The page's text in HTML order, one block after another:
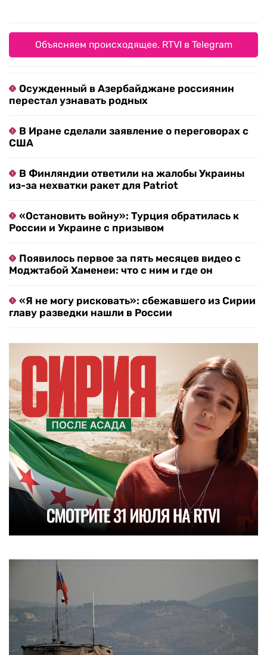
Объясняем происходящее. RTVI в Telegram
Осужденный в Азербайджане россиянин
перестал узнавать родных
В Иране сделали заявление о переговорах с
США
В Финляндии ответили на жалобы Украины
из-за нехватки ракет для Patriot
«Остановить войну»: Турция обратилась к
России и Украине с призывом
Появилось первое за пять месяцев видео с
Моджтабой Хаменеи: что с ним и где он
«Я не могу рисковать»: сбежавшего из Сирии
главу разведки нашли в России